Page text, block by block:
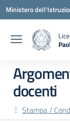
Vai ai contenuti
Vai al menu di
Vai al footer
Ministero
docenti
Stampa /